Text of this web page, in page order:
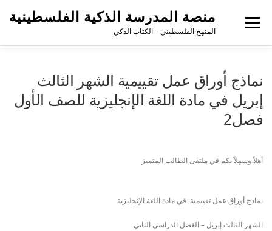
منصة المدرسة الذكية الفلسطينية
المنهج الفلسطيني – الكتاب الذكي
القائمة
نماذج أوراق عمل تقييمية الشهر الثالث
إبريل في مادة اللغة الإنجليزية للصف الأول
فصل2
أهلاً وسهلاً بكم في ملتقى الطالب المتميز
نماذج أوراق عمل تقييمية في مادة اللغة الإنجليزية
الشهر الثالث إبريل –الفصل الدراسي الثاني